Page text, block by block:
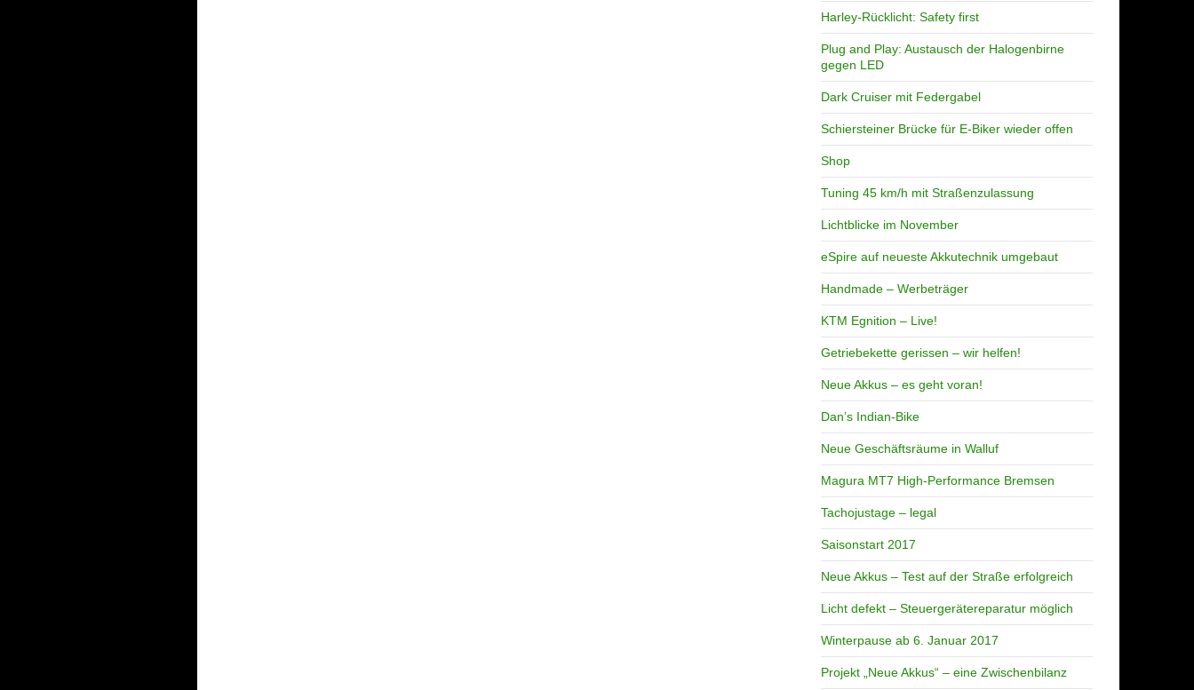
Harley-Rücklicht: Safety first
Plug and Play: Austausch der Halogenbirne
gegen LED
Dark Cruiser mit Federgabel
Schiersteiner Brücke für E-Biker wieder offen
Shop
Tuning 45 km/h mit Straßenzulassung
Lichtblicke im November
eSpire auf neueste Akkutechnik umgebaut
Handmade – Werbeträger
KTM Egnition – Live!
Getriebekette gerissen – wir helfen!
Neue Akkus – es geht voran!
Dan’s Indian-Bike
Neue Geschäftsräume in Walluf
Magura MT7 High-Performance Bremsen
Tachojustage – legal
Saisonstart 2017
Neue Akkus – Test auf der Straße erfolgreich
Licht defekt – Steuergerätereparatur möglich
Winterpause ab 6. Januar 2017
Projekt „Neue Akkus“ – eine Zwischenbilanz